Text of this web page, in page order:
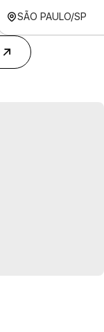
SÃO PAULO/SP